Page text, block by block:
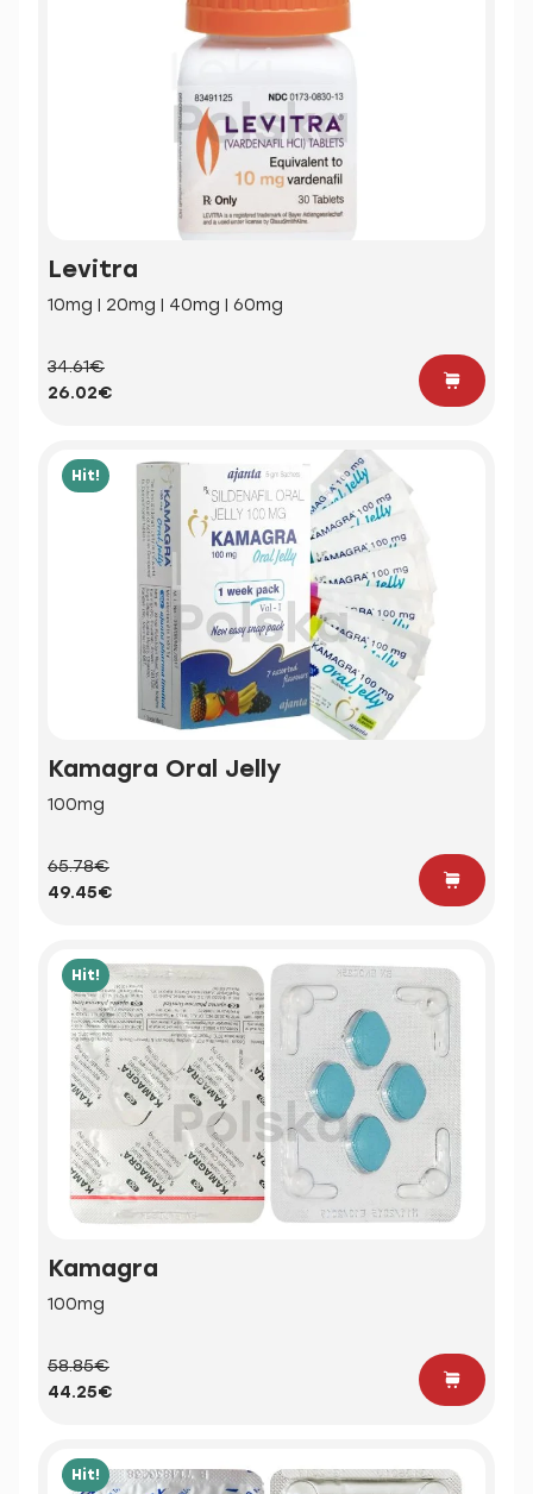
Levitra
10mg | 20mg | 40mg | 60mg
34.61€
26.02€
Hit!
Kamagra Oral Jelly
100mg
65.78€
49.45€
Hit!
Kamagra
100mg
58.85€
44.25€
Hit!